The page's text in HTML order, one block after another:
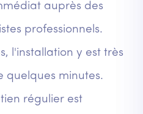
auprès des
professionnels.
l'installation y est très
quelques minutes.
régulier est